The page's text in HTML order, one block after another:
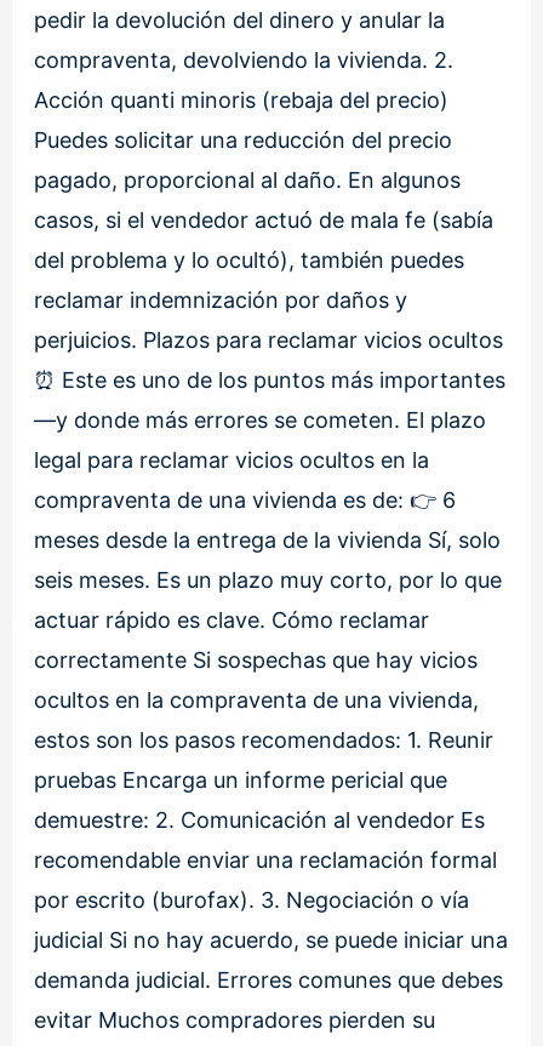
pedir la devolución del dinero y anular la
compraventa, devolviendo la vivienda. 2.
Acción quanti minoris (rebaja del precio)
Puedes solicitar una reducción del precio
pagado, proporcional al daño. En algunos
casos, si el vendedor actuó de mala fe (sabía
del problema y lo ocultó), también puedes
reclamar indemnización por daños y
perjuicios. Plazos para reclamar vicios ocultos
⏰ Este es uno de los puntos más importantes
—y donde más errores se cometen. El plazo
legal para reclamar vicios ocultos en la
compraventa de una vivienda es de: 👉 6
meses desde la entrega de la vivienda Sí, solo
seis meses. Es un plazo muy corto, por lo que
actuar rápido es clave. Cómo reclamar
correctamente Si sospechas que hay vicios
ocultos en la compraventa de una vivienda,
estos son los pasos recomendados: 1. Reunir
pruebas Encarga un informe pericial que
demuestre: 2. Comunicación al vendedor Es
recomendable enviar una reclamación formal
por escrito (burofax). 3. Negociación o vía
judicial Si no hay acuerdo, se puede iniciar una
demanda judicial. Errores comunes que debes
evitar Muchos compradores pierden su